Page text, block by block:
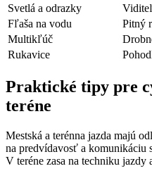
Svetlá a odrazky
Fľaša na vodu
Pitný
Multikľúč
Rukavice
Praktické tipy pre
teréne
Mestská a terénna jazda majú
na predvídavosť a komunikáciu
V teréne zasa na techniku jazdy